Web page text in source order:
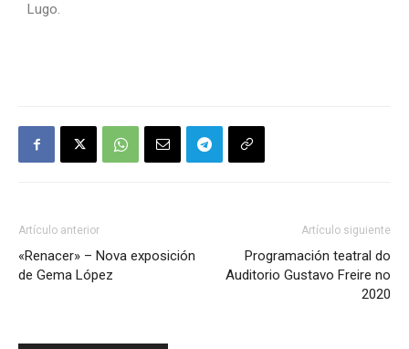
Lugo.
Artículo anterior
«Renacer» – Nova exposición
de Gema López
Artículo siguiente
Programación teatral do
Auditorio Gustavo Freire no
2020